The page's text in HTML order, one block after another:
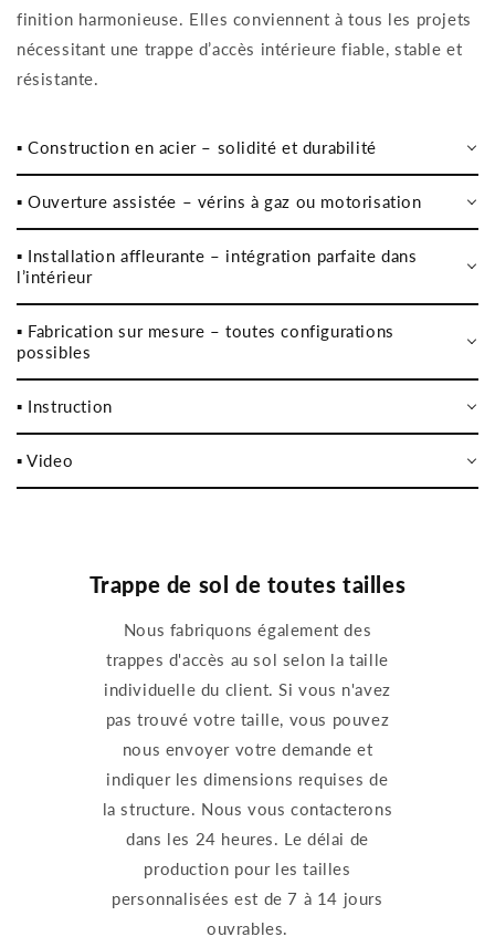
finition harmonieuse. Elles conviennent à tous les projets
nécessitant une trappe d’accès intérieure fiable, stable et
résistante.
▪️ Construction en acier – solidité et durabilité
▪️ Ouverture assistée – vérins à gaz ou motorisation
▪️ Installation affleurante – intégration parfaite dans
l’intérieur
▪️ Fabrication sur mesure – toutes configurations
possibles
▪️ Instruction
▪️ Video
Trappe de sol de toutes tailles
Nous fabriquons également des
trappes d'accès au sol selon la taille
individuelle du client. Si vous n'avez
pas trouvé votre taille, vous pouvez
nous envoyer votre demande et
indiquer les dimensions requises de
la structure. Nous vous contacterons
dans les 24 heures. Le délai de
production pour les tailles
personnalisées est de 7 à 14 jours
ouvrables.